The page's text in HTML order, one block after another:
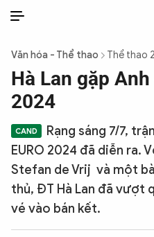
THỜI SỰ
CÔNG AN TRONG LÒNG DÂN
XÃ HỘI
Văn hóa - Thể thao Thể thao
Hà Lan gặp
2024
Rạng sáng 7/7,
EURO 2024 đã diễn ra.
Stefan de Vrij và một
thủ, ĐT Hà Lan đã vượt
vé vào bán kết.